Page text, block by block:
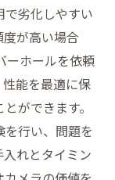
で劣化しやすい
が高い場合
ーホールを依頼
能を最適に保
ができます。
行い、問題を
れとタイミン